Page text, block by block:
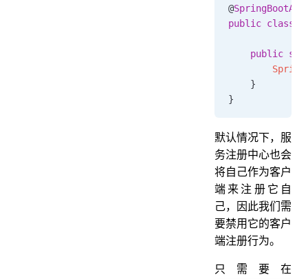
@
public class
    public
    }
}
默认情况下，服
务注册中心也会
将自己作为客户
端来注册它自
己，因此我们需
要禁用它的客户
端注册行为。
只需要在